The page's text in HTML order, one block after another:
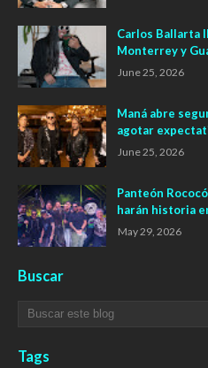
Carlos Ballarta
Monterrey y
June 25, 2026
Maná abre
agotar
June 25, 2026
Panteón
harán historia
May 29, 2026
Buscar
Tags